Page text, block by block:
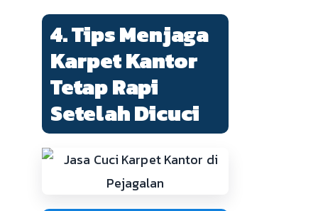
4. Tips Menjaga
Karpet Kantor
Tetap Rapi
Setelah Dicuci